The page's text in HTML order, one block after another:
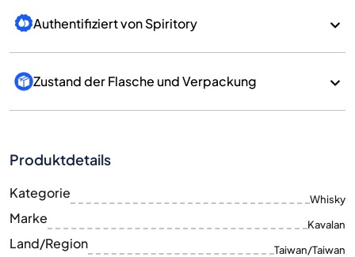
Authentifiziert von Spiritory
Zustand der Flasche und Verpackung
Produktdetails
Kategorie Whisky
Marke Kavalan
Land/Region Taiwan/Taiwan